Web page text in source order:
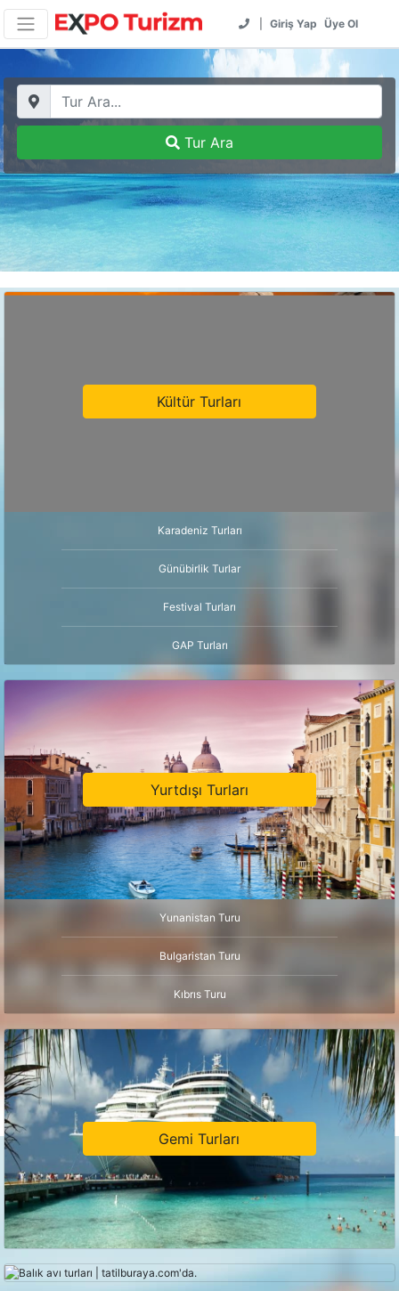
Giriş Yap Üye Ol
Previous
Tur Ara
Kültür Turları
Karadeniz Turları
Günübirlik Turlar
Festival Turları
GAP Turları
Yurtdışı Turları
Yunanistan Turu
Bulgaristan Turu
Kıbrıs Turu
Gemi Turları